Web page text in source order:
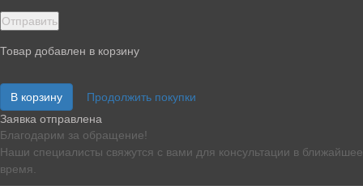
Товар добавлен в корзину
В корзину
Продолжить покупки
Заявка отправлена
Благодарим за обращение!
Наши специалисты свяжутся с вами для консультации в ближайшее
время.